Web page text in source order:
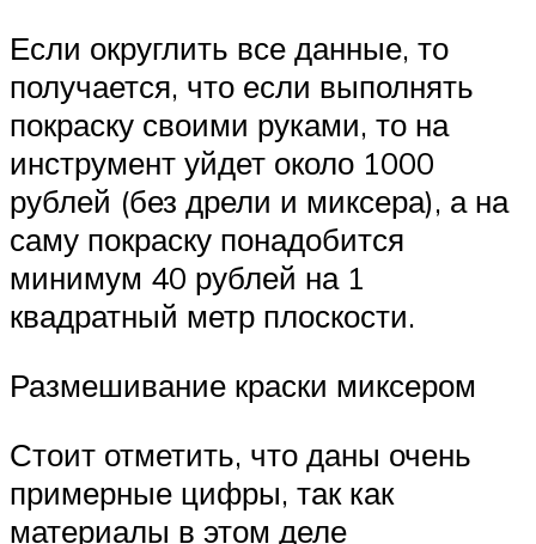
Если округлить все данные, то
получается, что если выполнять
покраску своими руками, то на
инструмент уйдет около 1000
рублей (без дрели и миксера), а на
саму покраску понадобится
минимум 40 рублей на 1
квадратный метр плоскости.
Размешивание краски миксером
Стоит отметить, что даны очень
примерные цифры, так как
материалы в этом деле